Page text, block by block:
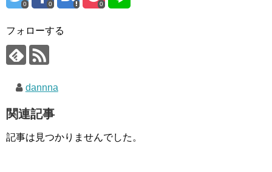
0 0 0
フォローする
dannna
関連記事
記事は見つかりませんでした。